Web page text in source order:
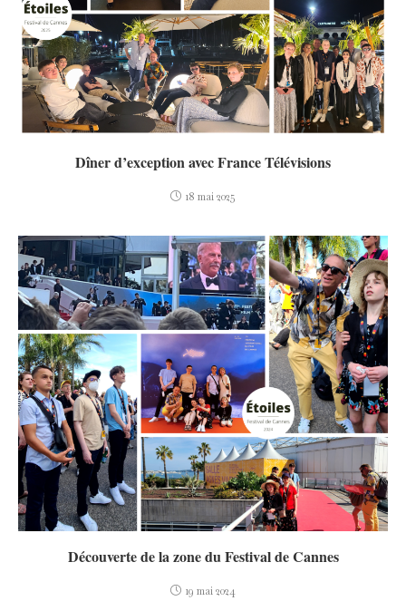
Dîner d’exception avec France Télévisions
18 mai 2025
Découverte de la zone du Festival de Cannes
19 mai 2024